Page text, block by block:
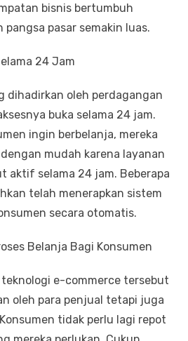
bisnis bertumbuh
pangsa pasar semakin luas.
24 Jam
dihadirkan oleh perdagangan
buka selama 24 jam.
ingin berbelanja, mereka
mudah karena layanan
aktif selama 24 jam. Beberapa
telah menerapkan sistem
secara otomatis.
Belanja Bagi Konsumen
e-commerce tersebut
oleh para penjual tetapi juga
tidak perlu lagi repot